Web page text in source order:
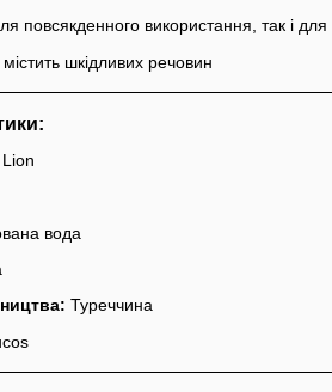
повсякденного використання, так і
шкідливих речовин
вода
Туреччина